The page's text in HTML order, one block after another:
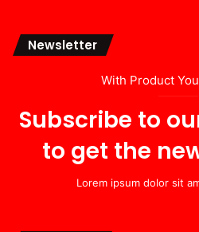
Newsletter
With Product
Subscribe to
to get the
Lorem ipsum dolor sit